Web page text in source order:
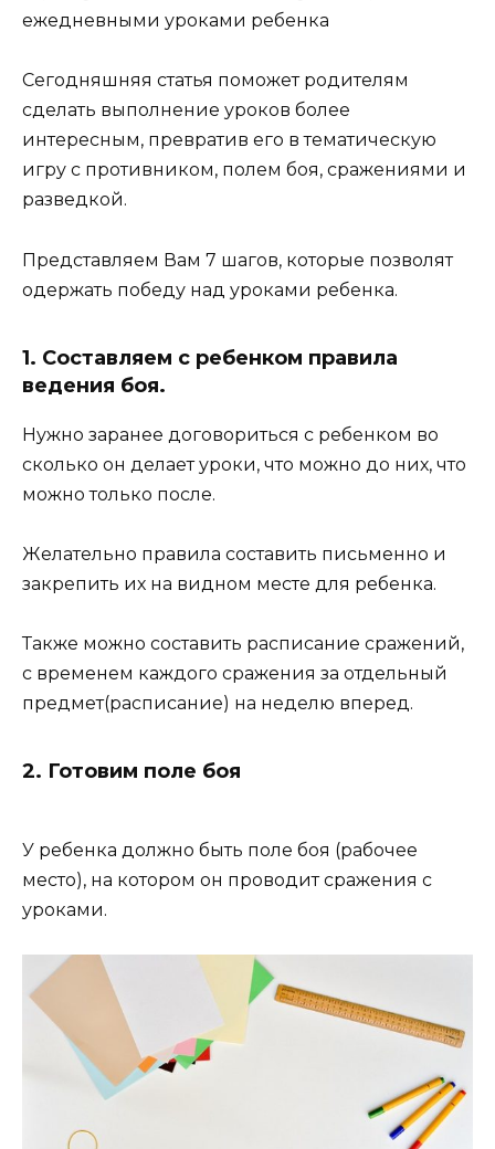
ежедневными уроками ребенка
Сегодняшняя статья поможет родителям
сделать выполнение уроков более
интересным, превратив его в тематическую
игру с противником, полем боя, сражениями и
разведкой.
Представляем Вам 7 шагов, которые позволят
одержать победу над уроками ребенка.
1. Составляем с ребенком правила
ведения боя.
Нужно заранее договориться с ребенком во
сколько он делает уроки, что можно до них, что
можно только после.
Желательно правила составить письменно и
закрепить их на видном месте для ребенка.
Также можно составить расписание сражений,
с временем каждого сражения за отдельный
предмет(расписание) на неделю вперед.
2. Готовим поле боя
У ребенка должно быть поле боя (рабочее
место), на котором он проводит сражения с
уроками.